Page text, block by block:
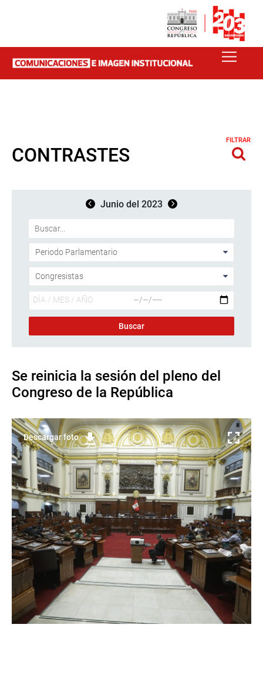
CONTRASTES
FILTRAR
Junio del 2023
Se reinicia la sesión del pleno del
Congreso de la República
Descargar foto